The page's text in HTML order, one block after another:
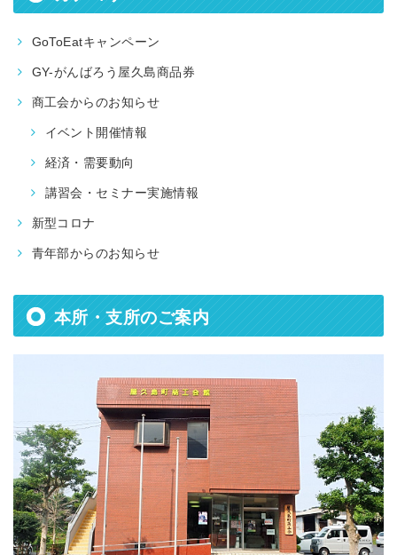
GoToEatキャンペーン
GY-がんばろう屋久島商品券
商工会からのお知らせ
イベント開催情報
経済・需要動向
講習会・セミナー実施情報
新型コロナ
青年部からのお知らせ
本所・支所のご案内